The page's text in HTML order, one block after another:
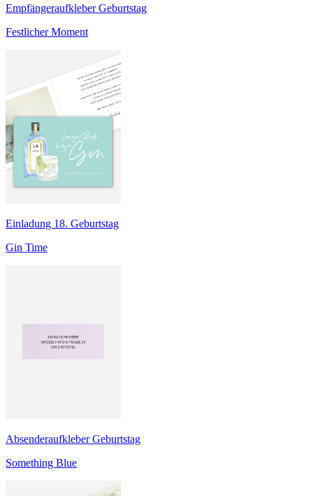
Empfängeraufkleber Geburtstag
Festlicher Moment
Einladung 18. Geburtstag
Gin Time
Absenderaufkleber Geburtstag
Something Blue